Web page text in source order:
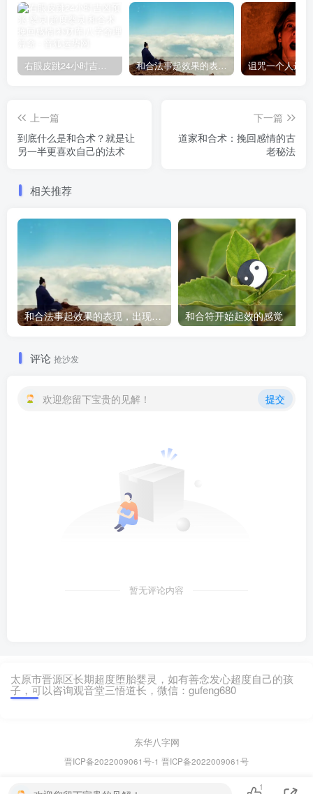
右眼皮跳24小时吉凶预兆 和合法事起效果的表现，出现这些就要留意了
上一篇
到底什么是和合术？就是让
另一半更喜欢自己的法术
下一篇
道家和合术：挽回感情的古
老秘法
相关推荐
和合法事起效果的表现，出现这些就要留意了 和合符开始起效的感觉
评论 抢沙发
欢迎您留下宝贵的见解！ 提交
暂无评论内容
太原市晋源区长期超度堕胎婴灵，如有善念发心超度自己的孩
子，可以咨询观音堂三悟道长，微信：gufeng680
东华八字网
晋ICP备2022009061号-1 晋ICP备2022009061号
1